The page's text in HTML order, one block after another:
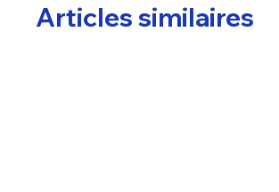
Articles similaires